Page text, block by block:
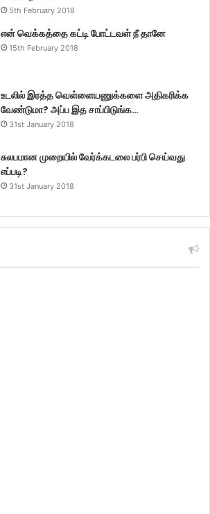
5th February 2018
என் வெக்கத்தை கட்டி போட்டவள் நீ தானே
15th February 2018
உடலில் இரத்த வெள்ளையணுக்களை அதிகரிக்க
வேண்டுமா? அப்ப இத சாப்பிடுங்க…
31st January 2018
சுலபமான முறையில் வேர்க்கடலை பர்பி செய்வது
எப்படி?
31st January 2018